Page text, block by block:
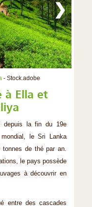
- Stock.adobe
❯
à Ella et
depuis la fin du 19e
le Sri Lanka
de thé par an.
le pays possède
à découvrir en
entre des cascades